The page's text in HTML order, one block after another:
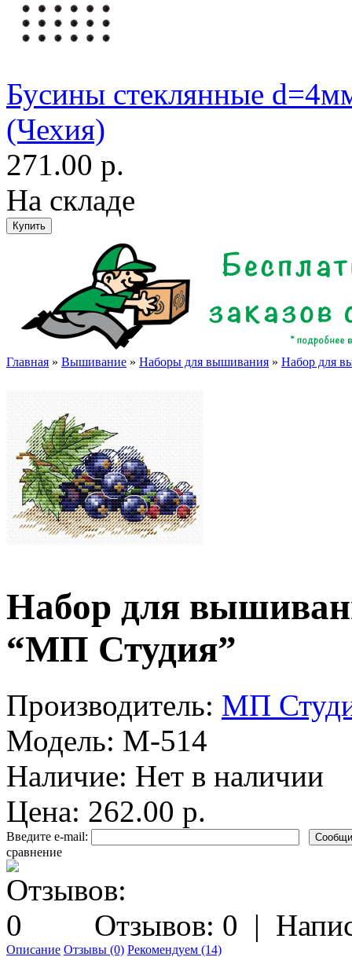
Бусины стеклянные
(Чехия)
271.00 р.
На складе
Главная » Вышивание » Наборы для вышивания » Набор для
Набор для
“МП Студия”
Производитель: МП
Модель: M-514
Наличие: Нет в наличии
Цена: 262.00 р.
Введите e-mail:
сравнение
Отзывов: 0 |
Описание Отзывы (0) Рекомендуем (14)